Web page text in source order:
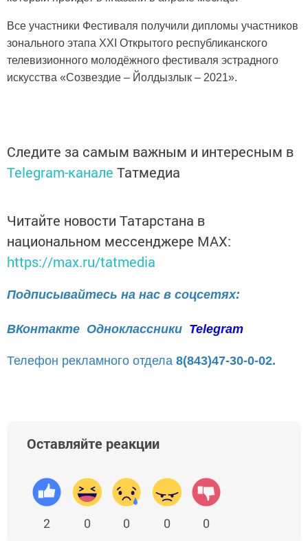
Все участники Фестиваля получили дипломы участников
зонального этапа XXI Открытого республиканского
телевизионного молодёжного фестиваля эстрадного
искусства «Созвездие – Йолдызлык – 2021».
Следите за самым важным и интересным в
Telegram-канале Татмедиа
Читайте новости Татарстана в
национальном мессенджере MАХ:
https://max.ru/tatmedia
Подписывайтесь на нас в соцсетях:
ВКонтакте Одноклассники Telegram
Телефон рекламного отдела 8(843)47-30-0-02.
Оставляйте реакции
2 0 0 0 0